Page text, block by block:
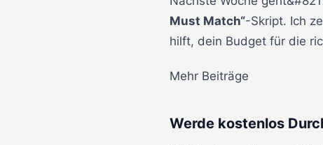
Must Match“-Skript. Ich
hilft, dein Budget für die
Mehr Beiträge
Werde kostenlos